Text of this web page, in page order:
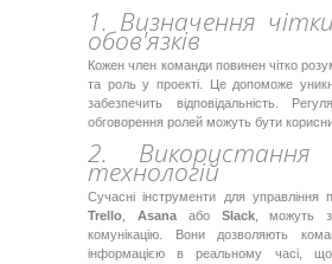
1. Визначення
обов'язків
Кожен член команди повинен чітко
та роль у проекті. Це допоможе
забезпечить відповідальність.
обговорення ролей можуть бути
2. Використання
технологій
Сучасні інструменти для управління
Trello
Asanaабо Slack, можуть
комунікацію. Вони дозволяють
інформацією в реальному часі,